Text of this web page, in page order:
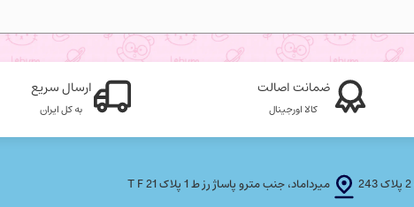
ضمانت اصالت
کالا اورجینال
ارسال سریع
به کل ایران
میرداماد، جنب مترو پاساژ رز ط 1 پلاک T F 21